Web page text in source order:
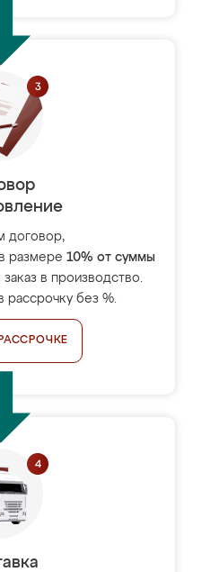
договор,
размере 10% от суммы
в производство.
рассрочку без %.